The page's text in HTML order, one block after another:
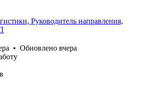
Руководитель направления,
• Обновлено вчера